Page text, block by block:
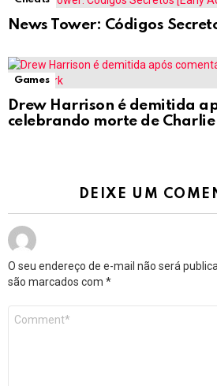
News Tower: Códigos
Games
Drew Harrison é demitida
celebrando morte de
DEIXE UM
O seu endereço de e-mail não será
são marcados com *